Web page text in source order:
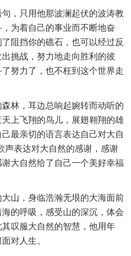
，只用他那波澜起伏的波涛教
为着自己的事业而不断地奋
阻挡你的礁石，也可以经过反
挑战，努力地走向胜利的彼
努力了，也不枉到这个世界走
林，耳边总响起婉转而动听的
上飞翔的鸟儿，展翅翱翔的雄
最亲切的语言表达自己对大自
声表达对大自然的感谢，感谢
大自然给了自己一个美好幸福
山，身临浩瀚无垠的大海面前
的呼吸，感受山的深沉，体会
叹服大自然的智慧，他用年
对人生。